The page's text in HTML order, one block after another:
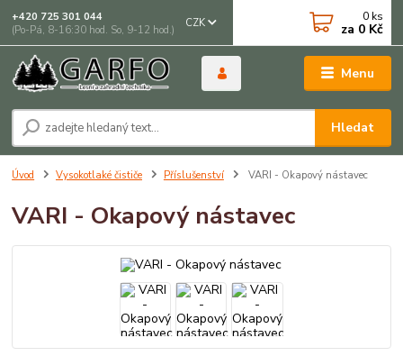
Menu
CZK
Hledat
+420 725 301 044
(Po-Pá, 8-16:30 hod. So, 9-12 hod.)
0 ks
za 0 Kč
Úvod Vysokotlaké čističe Příslušenství VARI - Okapový nástavec
VARI - Okapový nástavec